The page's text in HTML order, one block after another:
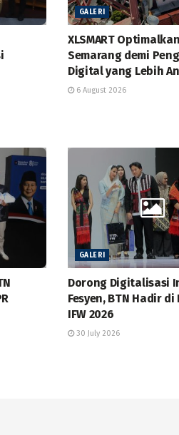
GALERI
XLSMART
Semarang demi
Digital yang Lebih
6 August 2026
GALERI
Dorong Digitalisasi
Fesyen, BTN Hadir
IFW 2026
30 July 2026